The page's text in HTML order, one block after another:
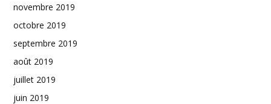
novembre 2019
octobre 2019
septembre 2019
août 2019
juillet 2019
juin 2019